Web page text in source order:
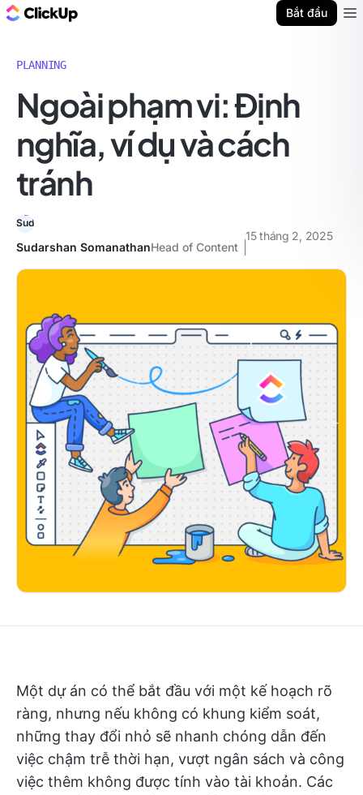
Bắt đầu
PLANNING
Ngoài phạm vi: Định
nghĩa, ví dụ và cách
tránh
Sudarshan SomanathanHead of Content
15 tháng 2, 2025
Một dự án có thể bắt đầu với một kế hoạch rõ
ràng, nhưng nếu không có khung kiểm soát,
những thay đổi nhỏ sẽ nhanh chóng dẫn đến
việc chậm trễ thời hạn, vượt ngân sách và công
việc thêm không được tính vào tài khoản. Các